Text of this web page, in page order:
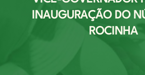
INAUGURAÇÃO DO
ROCINHA